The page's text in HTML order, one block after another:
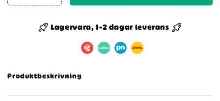
Party
15
Lagervara, 1-2 dagar leverans
Produktbeskrivning